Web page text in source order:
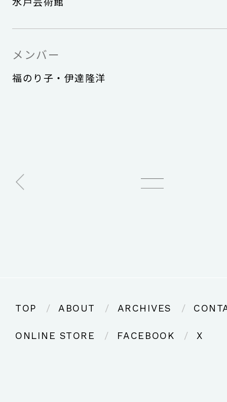
メンバー
福のり子・伊達隆洋
TOP ABOUT ARCHIVES
ONLINE STORE FACEBOOK X